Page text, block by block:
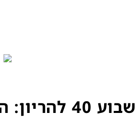
שבוע 40 להריון: התפתחות התינוק שלך